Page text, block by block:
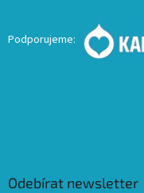
Podporujeme:
Odebírat newsletter